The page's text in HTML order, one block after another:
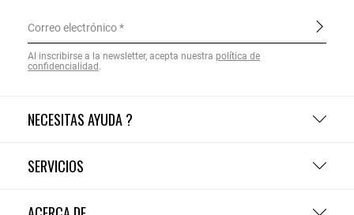
NECESITAS AYUDA ?
SERVICIOS
Correo electrónico
Al inscribirse a la newsletter, acepta nuestra política de
confidencialidad.